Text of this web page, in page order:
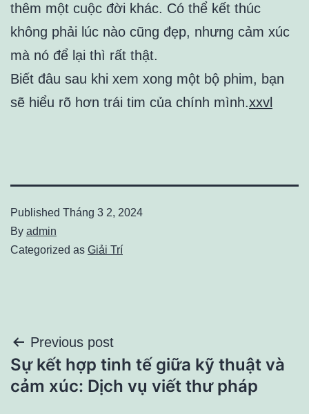
thêm một cuộc đời khác. Có thể kết thúc
không phải lúc nào cũng đẹp, nhưng cảm xúc
mà nó để lại thì rất thật.
Biết đâu sau khi xem xong một bộ phim, bạn
sẽ hiểu rõ hơn trái tim của chính mình.xxvl
Published Tháng 3 2, 2024
By admin
Categorized as Giải Trí
Điều
hướng
Previous post
Sự kết hợp tinh tế giữa kỹ thuật và
cảm xúc: Dịch vụ viết thư pháp